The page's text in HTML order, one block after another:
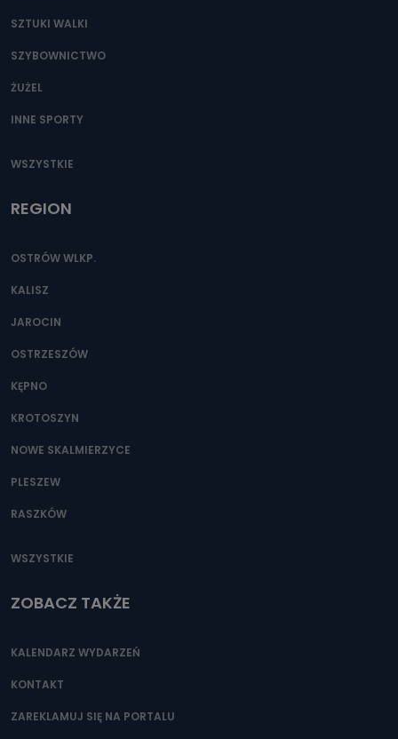
SZTUKI WALKI
SZYBOWNICTWO
ŻUŻEL
INNE SPORTY
WSZYSTKIE
REGION
OSTRÓW WLKP.
KALISZ
JAROCIN
OSTRZESZÓW
KĘPNO
KROTOSZYN
NOWE SKALMIERZYCE
PLESZEW
RASZKÓW
WSZYSTKIE
ZOBACZ TAKŻE
KALENDARZ WYDARZEŃ
KONTAKT
ZAREKLAMUJ SIĘ NA PORTALU